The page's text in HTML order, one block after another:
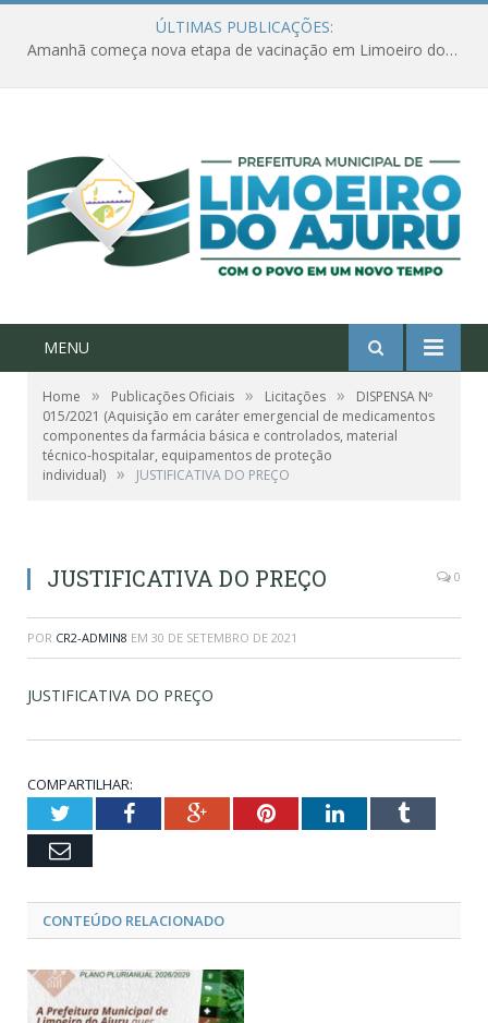
ÚLTIMAS PUBLICAÇÕES:
Amanhã começa nova etapa de vacinação em Limoeiro do Ajuru para idosos com 65 ou mais
MENU
Home » Publicações Oficiais » Licitações »
DISPENSA Nº
015/2021 (Aquisição em caráter emergencial de medicamentos
componentes da farmácia básica e controlados, material
técnico-hospitalar, equipamentos de proteção
individual) » JUSTIFICATIVA DO PREÇO
JUSTIFICATIVA DO PREÇO 0
POR CR2-ADMIN8 EM 30 DE SETEMBRO DE 2021
JUSTIFICATIVA DO PREÇO
COMPARTILHAR:
TwitterFacebookGoogle+PinterestLinkedInTumblr
Email
CONTEÚDO RELACIONADO